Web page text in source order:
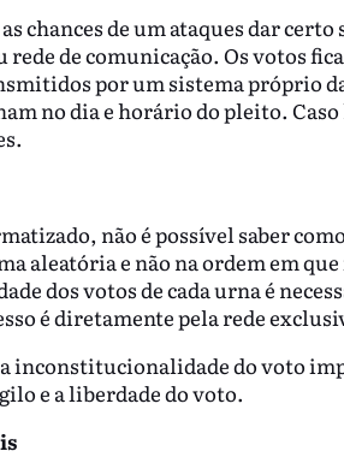
chances de um ataques dar
rede de comunicação. Os votos
por um sistema próprio
no dia e horário do pleito.
não é possível saber
aleatória e não na ordem em
dos votos de cada urna é
é diretamente pela rede
inconstitucionalidade do voto
e a liberdade do voto.